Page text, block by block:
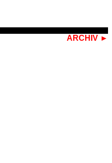
ARCHIV ►